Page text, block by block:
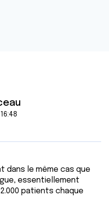
dans le même cas que
essentiellement
patients chaque